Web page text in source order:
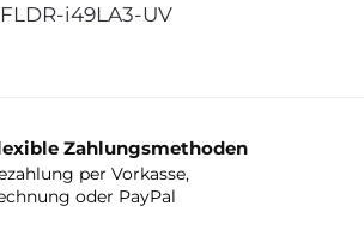
i49LA3-UV
Zahlungsmethoden
per Vorkasse,
oder PayPal